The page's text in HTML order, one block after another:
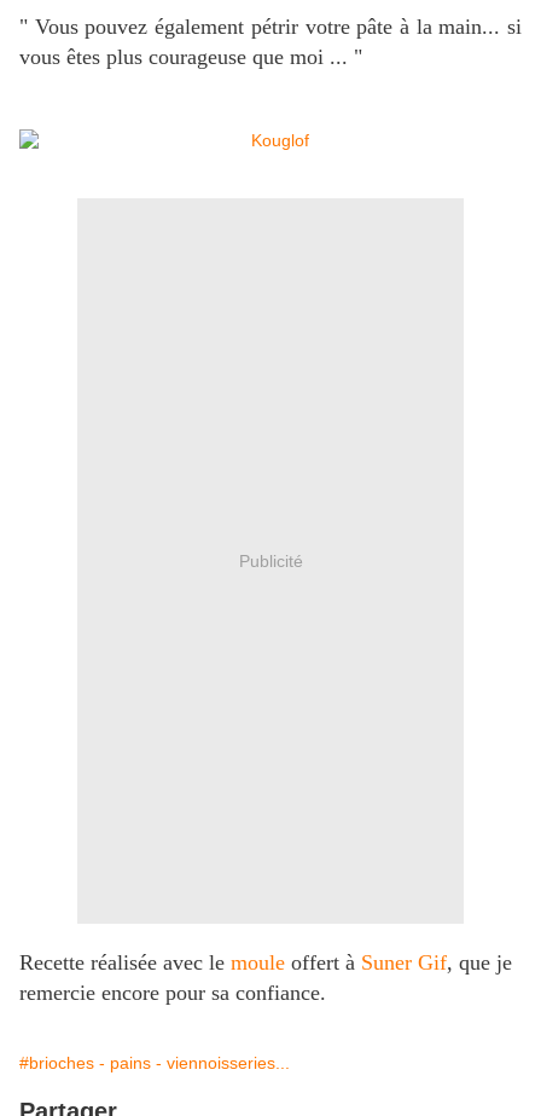
" Vous pouvez également pétrir votre pâte à la main... si
vous êtes plus courageuse que moi ... "
Publicité
Recette réalisée avec le moule offert à Suner Gif, que je
remercie encore pour sa confiance.
#brioches - pains - viennoisseries...